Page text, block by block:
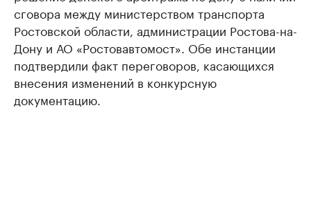
сговора между министерством транспорта
Ростовской области, администрации Ростова-на-
Дону и АО «Ростовавтомост». Обе инстанции
подтвердили факт переговоров, касающихся
внесения изменений в конкурсную
документацию.